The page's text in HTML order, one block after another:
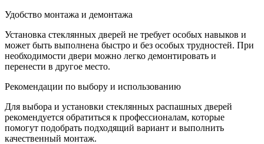
Удобство монтажа и демонтажа
Установка стеклянных дверей не требует особых навыков и
может быть выполнена быстро и без особых трудностей. При
необходимости двери можно легко демонтировать и
перенести в другое место.
Рекомендации по выбору и использованию
Для выбора и установки стеклянных распашных дверей
рекомендуется обратиться к профессионалам, которые
помогут подобрать подходящий вариант и выполнить
качественный монтаж.